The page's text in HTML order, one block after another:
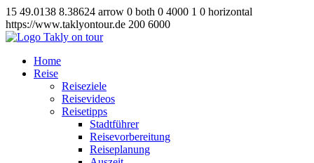
15 49.0138 8.38624 arrow 0 both 0 4000 1 0 horizontal
https://www.taklyontour.de 200 6000
Home
Reise
Reiseziele
Reisevideos
Reisetipps
Stadtführer
Reisevorbereitung
Reiseplanung